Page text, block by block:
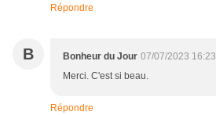
Répondre
B Bonheur du Jour 07/07/2023 16:23
Merci. C'est si beau.
Répondre